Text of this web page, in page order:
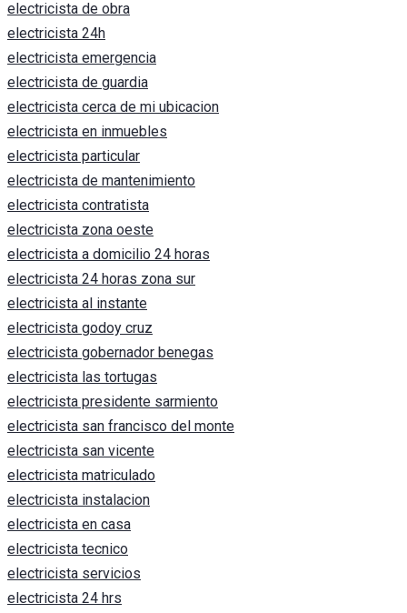
electricista de obra
electricista 24h
electricista emergencia
electricista de guardia
electricista cerca de mi ubicacion
electricista en inmuebles
electricista particular
electricista de mantenimiento
electricista contratista
electricista zona oeste
electricista a domicilio 24 horas
electricista 24 horas zona sur
electricista al instante
electricista godoy cruz
electricista gobernador benegas
electricista las tortugas
electricista presidente sarmiento
electricista san francisco del monte
electricista san vicente
electricista matriculado
electricista instalacion
electricista en casa
electricista tecnico
electricista servicios
electricista 24 hrs